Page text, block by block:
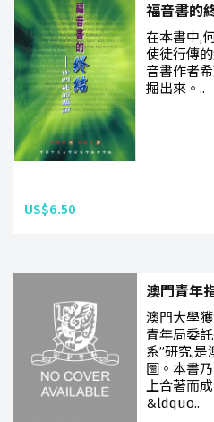
福音書的
在本書中,
使徒行傳
音書作者
掘出來。..
US$6.50
澳門青年
澳門大學
青年局委
系”研究,
圖。本書
上合著而
&ldquo..